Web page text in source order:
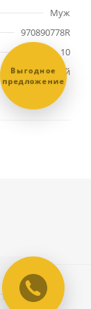
Муж
970890778R
10
Красный
Выгодное
предложение